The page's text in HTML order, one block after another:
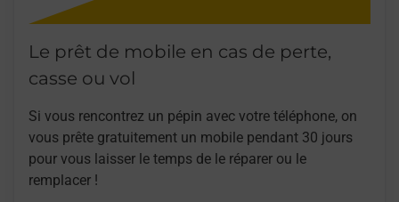
Le prêt de mobile en cas de perte,
casse ou vol
Si vous rencontrez un pépin avec votre téléphone, on
vous prête gratuitement un mobile pendant 30 jours
pour vous laisser le temps de le réparer ou le
remplacer !